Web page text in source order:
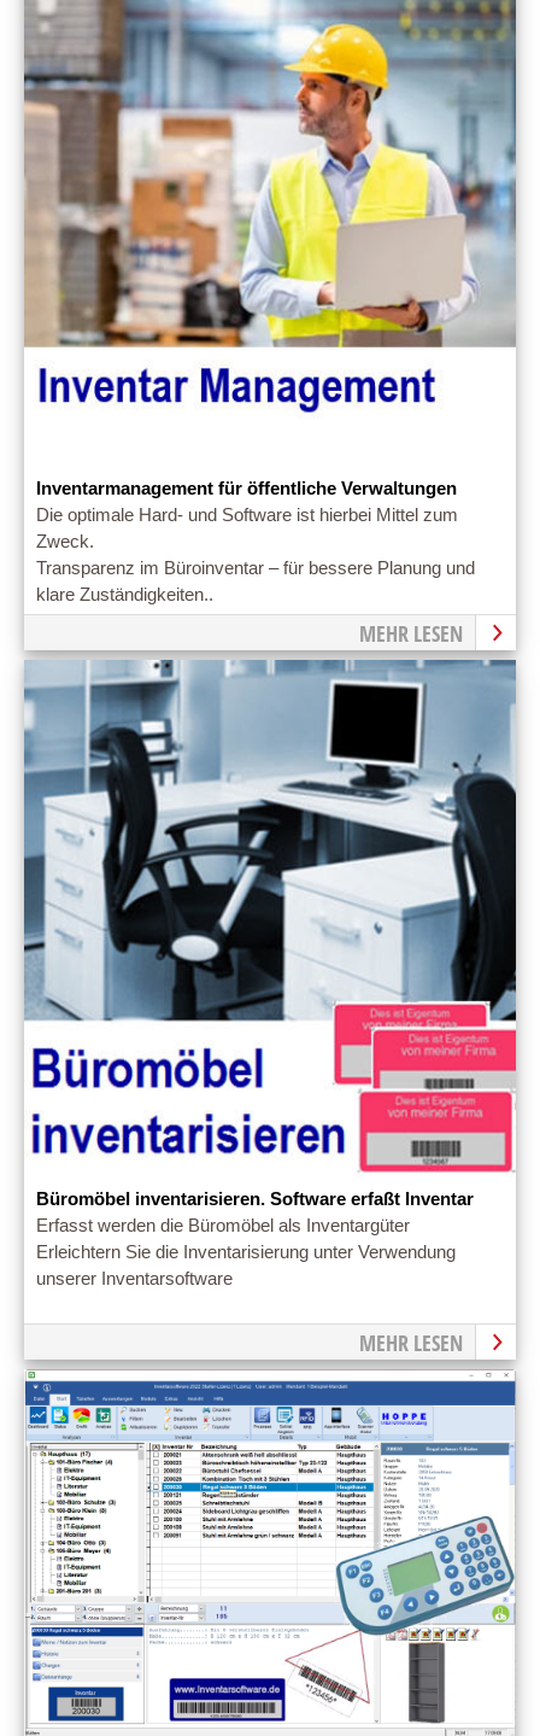
Inventarmanagement für öffentliche Verwaltungen
Die optimale Hard- und Software ist hierbei Mittel zum
Zweck.
Transparenz im Büroinventar – für bessere Planung und
klare Zuständigkeiten..
MEHR LESEN
Büromöbel inventarisieren. Software erfaßt Inventar
Erfasst werden die Büromöbel als Inventargüter
Erleichtern Sie die Inventarisierung unter Verwendung
unserer Inventarsoftware
MEHR LESEN